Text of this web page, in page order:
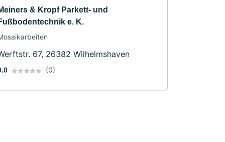
& Kropf Parkett- und
e. K.
67, 26382 Wilhelmshaven
(0)